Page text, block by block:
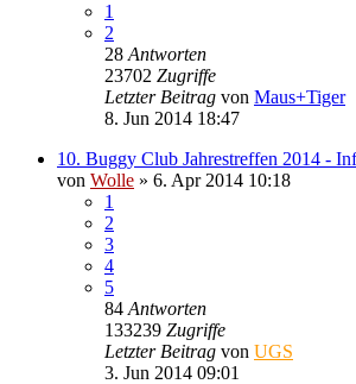
1
2
28 Antworten
23702 Zugriffe
Letzter Beitrag von Maus+Tiger
8. Jun 2014 18:47
10. Buggy Club Jahrestreffen 2014 -
von Wolle » 6. Apr 2014 10:18
1
2
3
4
5
84 Antworten
133239 Zugriffe
Letzter Beitrag von UGS
3. Jun 2014 09:01